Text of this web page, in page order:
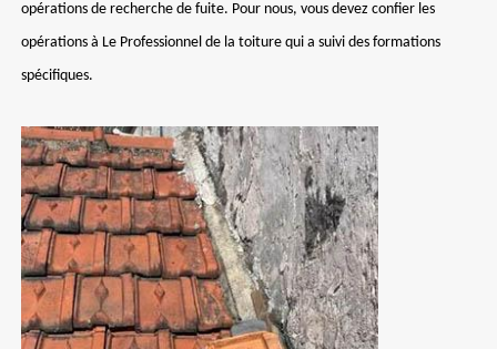
opérations de recherche de fuite. Pour nous, vous devez confier les
opérations à Le Professionnel de la toiture qui a suivi des formations
spécifiques.